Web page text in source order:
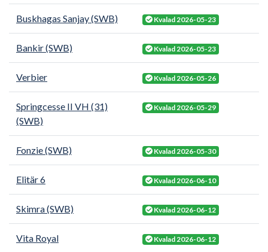
Buskhagas Sanjay (SWB) Kvalad 2026-05-23
Bankir (SWB) Kvalad 2026-05-23
Verbier Kvalad 2026-05-26
Springcesse II VH (31)
(SWB)
Kvalad 2026-05-29
Fonzie (SWB) Kvalad 2026-05-30
Elitär 6 Kvalad 2026-06-10
Skimra (SWB) Kvalad 2026-06-12
Vita Royal Kvalad 2026-06-12